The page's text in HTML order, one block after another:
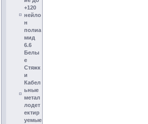
+120
нейло
н
полиа
мид
6.6
Белы
е
Стяжк
и
Кабел
ьные
метал
лодет
ектир
уемые